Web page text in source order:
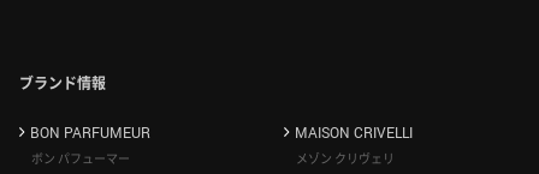
ブランド情報
BON PARFUMEUR
ボン パフューマー
MAISON CRIVELLI
メゾン クリヴェリ